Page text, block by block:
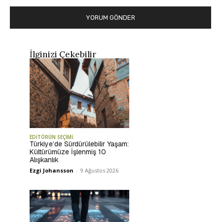
İlginizi Çekebilir
EDİTÖRÜN SEÇİMİ
Türkiye’de Sürdürülebilir Yaşam:
Kültürümüze İşlenmiş 10
Alışkanlık
Ezgi Johansson - 9 Ağustos 2026